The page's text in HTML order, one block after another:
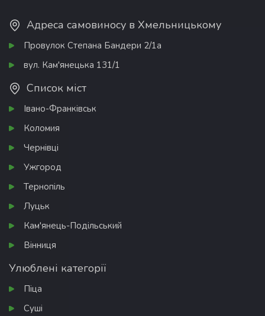
Адреса самовиносу в Хмельницькому
Провулок Степана Бандери 2/1а
вул. Кам'янецька 131/1
Список міст
Івано-Франківськ
Коломия
Чернівці
Ужгород
Тернопіль
Луцьк
Кам'янець-Подільський
Вінниця
Улюблені категорії
Піца
Суші